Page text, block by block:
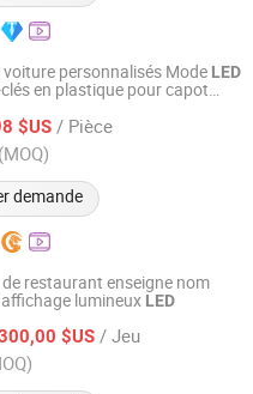
voiture personnalisés Mode LED
en plastique pour capot
$US / Pièce
(MOQ)
demande
Ltd.
Depuis 2011
restaurant enseigne nom
lumineux LED
$US / Jeu
Depuis 2023